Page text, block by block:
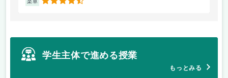
楽単 4.5
学生主体で進める授業
もっとみる